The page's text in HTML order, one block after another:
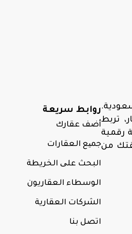
تربط
رقمية
من
روابط سريعة
أضف عقارك
جمیع العقارات
البحث علی الخريطة
الوسطاء العقاريون
الشركات العقارية
اتصل بنا